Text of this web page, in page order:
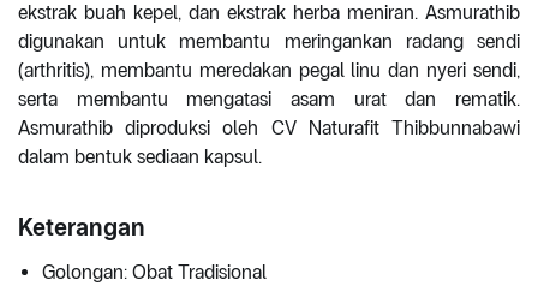
ekstrak buah kepel, dan ekstrak herba meniran. Asmurathib
digunakan untuk membantu meringankan radang sendi
(arthritis), membantu meredakan pegal linu dan nyeri sendi,
serta membantu mengatasi asam urat dan rematik.
Asmurathib diproduksi oleh CV Naturafit Thibbunnabawi
dalam bentuk sediaan kapsul.
Keterangan
Golongan: Obat Tradisional